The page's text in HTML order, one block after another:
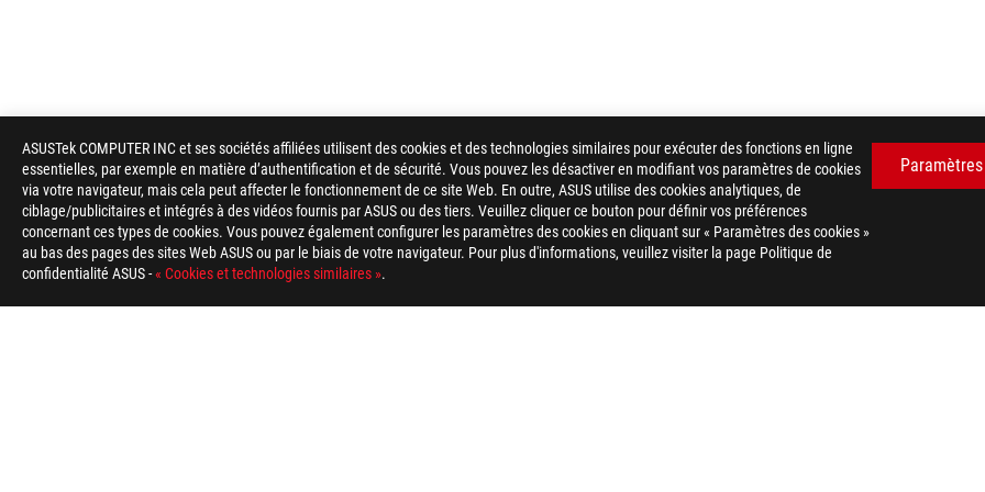
ASUSTek COMPUTER INC et ses sociétés affiliées utilisent des cookies et des technologies similaires pour exécuter des fonctions en ligne
essentielles, par exemple en matière d’authentification et de sécurité. Vous pouvez les désactiver en modifiant vos paramètres de cookies
via votre navigateur, mais cela peut affecter le fonctionnement de ce site Web. En outre, ASUS utilise des cookies analytiques, de
ciblage/publicitaires et intégrés à des vidéos fournis par ASUS ou des tiers. Veuillez cliquer ce bouton pour définir vos préférences
concernant ces types de cookies. Vous pouvez également configurer les paramètres des cookies en cliquant sur « Paramètres des cookies »
au bas des pages des sites Web ASUS ou par le biais de votre navigateur. Pour plus d'informations, veuillez visiter la page Politique de
confidentialité ASUS -« Cookies et technologies similaires ».
Footer
ASUS
> GAMING SOURIS & TAPIS DE SOURIS > SANS FIL > ROG HARPE ACE AIM LAB EDITION GALLERY
TYPE DE PAIEMENT ACCEPTÉ